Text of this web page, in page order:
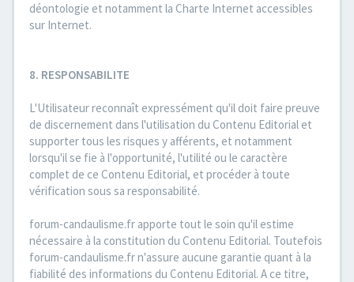
déontologie et notamment la Charte Internet accessibles
sur Internet.
8. RESPONSABILITE
L'Utilisateur reconnaît expressément qu'il doit faire preuve
de discernement dans l'utilisation du Contenu Editorial et
supporter tous les risques y afférents, et notamment
lorsqu'il se fie à l'opportunité, l'utilité ou le caractère
complet de ce Contenu Editorial, et procéder à toute
vérification sous sa responsabilité.
forum-candaulisme.fr apporte tout le soin qu'il estime
nécessaire à la constitution du Contenu Editorial. Toutefois
forum-candaulisme.fr n'assure aucune garantie quant à la
fiabilité des informations du Contenu Editorial. A ce titre,